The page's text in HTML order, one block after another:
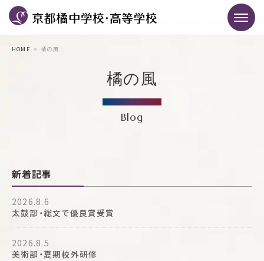
HOME 橘の風
橘の風
Blog
新着記事
2026.8.6
太鼓部・総文で優良賞受賞
2026.8.5
美術部・夏期校外研修